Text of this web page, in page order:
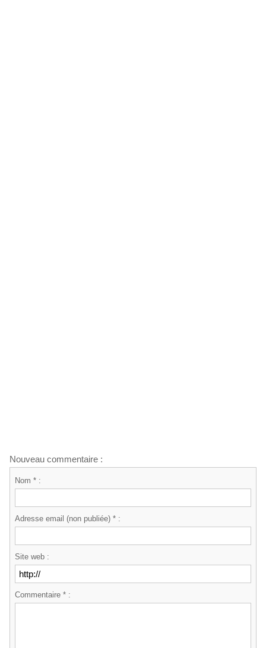
Nouveau commentaire :
Nom * :
Adresse email (non publiée) * :
Site web :
Commentaire * :